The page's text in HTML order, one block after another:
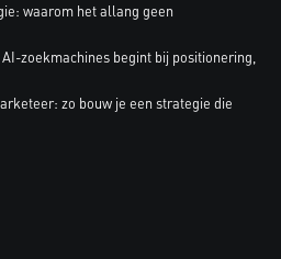
waarom het allang geen
zoekmachines begint bij positionering,
zo bouw je een strategie die